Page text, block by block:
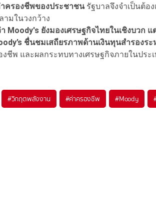
ครองชีพของประชาชนรัฐบาลจึงจำเป็นต้อง
มในวงกว้าง
Moody's ยังมองเศรษฐกิจไทยในเชิงบวก แ
ชื่นชมเสถียรภาพด้านเงินทุนสำรองร
พ และผลกระทบทางเศรษฐกิจภายในประ
#วิกฤตพลังงาน #ค่าครองชีพ #Moody